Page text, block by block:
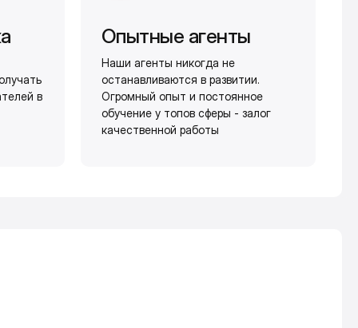
в
Опытные агенты
Наши агенты никогда не
останавливаются в развитии.
Огромный опыт и постоянное
обучение у топов сферы - залог
качественной работы